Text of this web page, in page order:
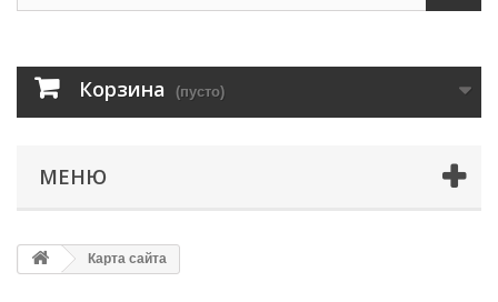
Корзина (пусто)
МЕНЮ
Карта сайта